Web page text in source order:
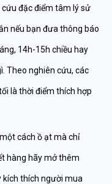
đặc điểm tâm lý sử
nếu bạn đưa thông báo
14h-15h chiều hay
Theo nghiên cứu, các
là thời điểm thích hợp
cách ồ ạt mà chỉ
hàng hãy mở thêm
kích thích người mua